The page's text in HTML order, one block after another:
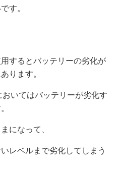
す。
するとバッテリーの劣化が
ります。
いてはバッテリーが劣化す
になって、
レベルまで劣化してしまう